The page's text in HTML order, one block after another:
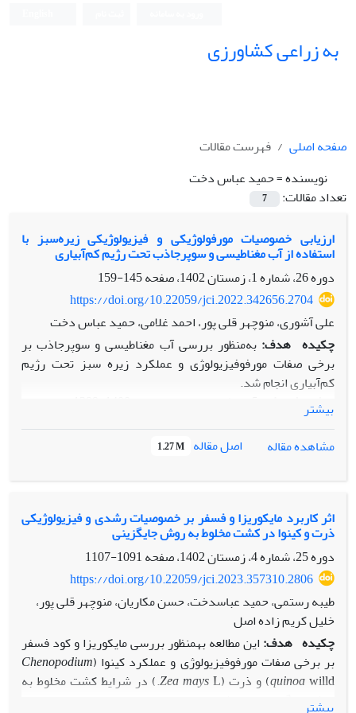
به زراعی کشاورزی
صفحه اصلی
فهرست مقالات
نویسنده =حمید عباس دخت
تعداد مقالات:
7
ارزیابی خصوصیات مورفولوژیکی و فیزیولوژیکی زیره‌سبز با
استفاده از آب مغناطیسی و سوپرجاذب تحت رژیم کم‌آبیاری
دوره 26، شماره 1، زمستان 1402، صفحه
145-159
https://doi.org/10.22059/jci.2022.342656.2704
علی آشوری، منوچهر قلی پور، احمد غلامی، حمید عباس دخت
چکیده هدف: به‌منظور بررسی آب مغناطیسی و سوپرجاذب بر
برخی صفات مورفوفیزیولوژی و عملکرد زیره سبز تحت رژیم
کم‌آبیاری انجام شد.
روش پژوهش:
پژوهشی دانشکده کشاورزی دانشگاه صنعتی شاهرود در دو
منطقه راهنجان و گرمن از توابع شهرستان شاهرود به‌‌‌صورت
فاکتوریل در قالب طرح بلوک‌های کامل تصادفی با سه تکرار انجام
شد. تیمار نوع آب آبیاری در دو سطح (معمولی و مغناطیسی) و­ مکان
به‌عنوان فاکتور اصلی و تیمار سوپرجاذب در سه سطح (صفر، 100 و
200 کیلوگرم در هکتار) به‌عنوان فاکتور فرعی در نظر گرفته شد.
در تمام تیمارها، آبیاری براساس 100 درصد نیاز آبی گیاه اعمال
شد.
یافته‌ها: نتایج نشان داد مکان، نوع آبیاری و غلظت­های مختلف
سوپر‌جاذب تأثیر مثبت و معنی­­داری روی خصوصیات رشدی زیره
سبز داشتند. در منطقه راهنجان به­دلیل شرایط اقلیمی و میانگین
دمای سالانه بالاتر و تیمار 100 و 200 کیلوگرم در هکتار سوپر‌جاذب
و کاربرد آب مغناطیسی، بیش‌ترین مقدار ارتفاع بوته، درصد و
عملکرد اسانس و پروتئین، کربوهیدرات­های محلول مشاهده
گردید.
بیشتر
مشاهده مقاله
اصل مقاله 1.27 M
اثر کاربرد مایکوریزا و فسفر بر خصوصیات رشدی و فیزیولوژیکی
ذرت و کینوا در کشت مخلوط به روش جایگزینی
دوره 25، شماره 4، زمستان 1402، صفحه
1091-1107
https://doi.org/10.22059/jci.2023.357310.2806
طیبه رستمی، حمید عباسدخت، حسن مکاریان، منوچهر قلی پور،
خلیل کریم زاده اصل
چکیده هدف: این مطالعهبه­منظور بررسی مایکوریزا و کود فسفر
بر برخی صفات مورفوفیزیولوژی و عملکرد کینوا (Chenopodium
quinoawilld) و ذرت ( Zea maysL.) در شرایط کشت مخلوط به
روش جایگزینی انجام شد.
بیشتر